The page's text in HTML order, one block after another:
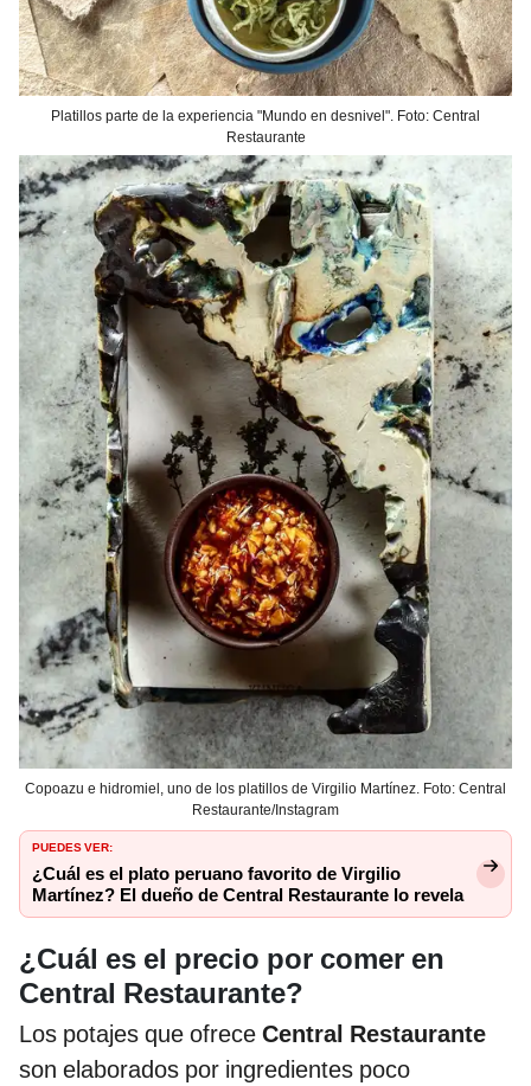
Platillos parte de la experiencia "Mundo en desnivel". Foto: Central
Restaurante
Copoazu e hidromiel, uno de los platillos de Virgilio Martínez. Foto: Central
Restaurante/Instagram
PUEDES VER:
¿Cuál es el plato peruano favorito de Virgilio
Martínez? El dueño de Central Restaurante lo revela
¿Cuál es el precio por comer en
Central Restaurante?
Los potajes que ofrece Central Restaurante
son elaborados por ingredientes poco